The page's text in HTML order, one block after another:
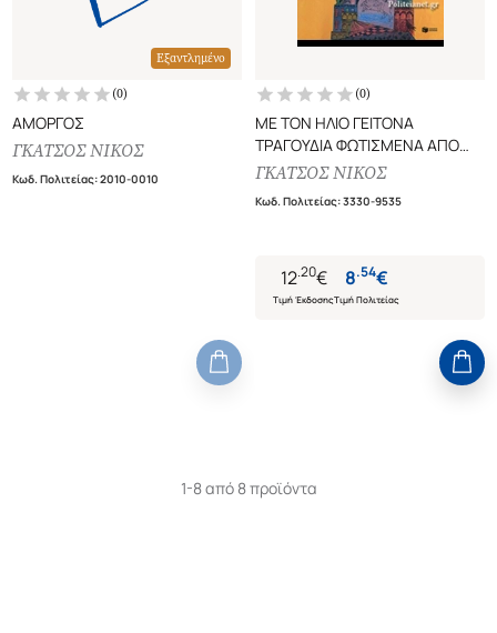
Εξαντλημένο
(0)
ΑΜΟΡΓΟΣ
ΓΚΑΤΣΟΣ ΝΙΚΟΣ
Κωδ. Πολιτείας:2010-0010
(0)
ΜΕ ΤΟΝ ΗΛΙΟ ΓΕΙΤΟΝΑ
ΤΡΑΓΟΥΔΙΑ ΦΩΤΙΣΜΕΝΑ ΑΠΟ
ΤΟΝ ΗΛΙΟ ΤΟΥ ΔΗΜΟΤΙΚΟΥ
ΓΚΑΤΣΟΣ ΝΙΚΟΣ
Κωδ. Πολιτείας:3330-9535
12.20€
Τιμή Έκδοσης
8.54€
Τιμή Πολιτείας
1-8 από 8 προϊόντα